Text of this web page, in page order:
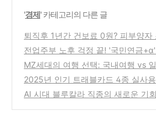
'경제' 카테고리의 다른 글
퇴직후 1년간 건보료 0원? 피부양자
전업주부 노후 걱정 끝! '국민연금
o Z
(0)
MZ세대의 여행 선택: 국내여행 vs
(0)
2025년 인기 트래블카드 4종 실사
AI 시대 블루칼라 직종의 새로운 기